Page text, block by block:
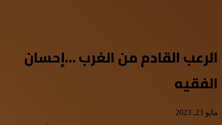
الرعب القادم من الغرب …إحسان
الفقيه
مايو 23, 2023